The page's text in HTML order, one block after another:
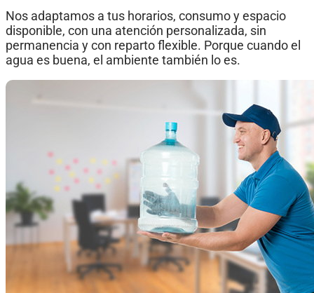
Nos adaptamos a tus horarios, consumo y espacio
disponible, con una atención personalizada, sin
permanencia y con reparto flexible. Porque cuando el
agua es buena, el ambiente también lo es.